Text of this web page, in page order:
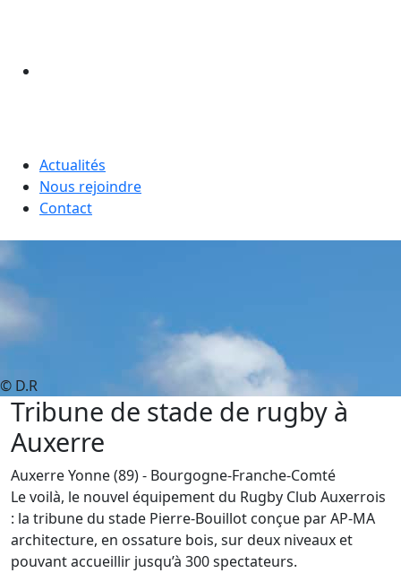
Actualités
Nous rejoindre
Contact
© D.R
Tribune de stade de rugby à
Auxerre
AuxerreYonne (89)- Bourgogne-Franche-Comté
Le voilà, le nouvel équipement du Rugby Club Auxerrois
: la tribune du stade Pierre-Bouillot conçue par AP-MA
architecture, en ossature bois, sur deux niveaux et
pouvant accueillir jusqu’à 300 spectateurs.